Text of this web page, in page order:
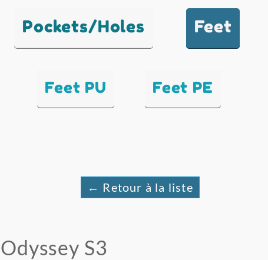
Pockets/Holes Feet
Feet PU Feet PE
← Retour à la liste
Odyssey S3